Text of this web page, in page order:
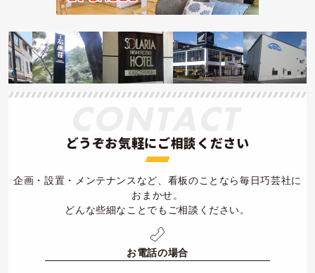
どうぞお気軽にご相談ください
企画・設置・メンテナンスなど、看板のことなら毎日巧芸社に
おまかせ。
どんな些細なことでもご相談ください。
お電話の場合